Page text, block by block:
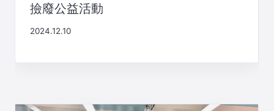
撿廢公益活動
2024.12.10